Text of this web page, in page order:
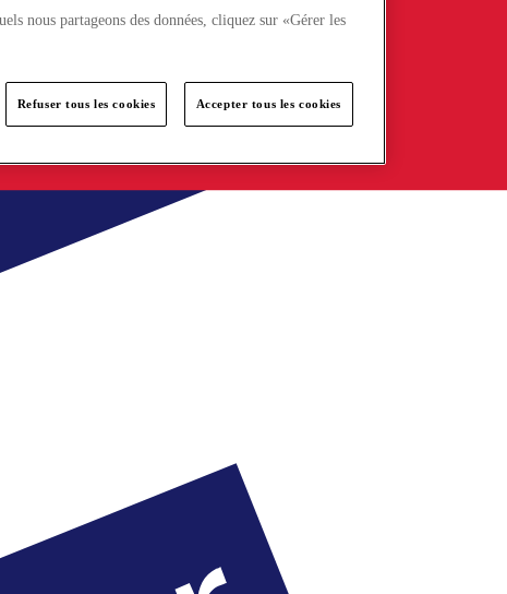
nous partageons des données, cliquez sur «Gérer les
Refuser tous les cookies Accepter tous les cookies